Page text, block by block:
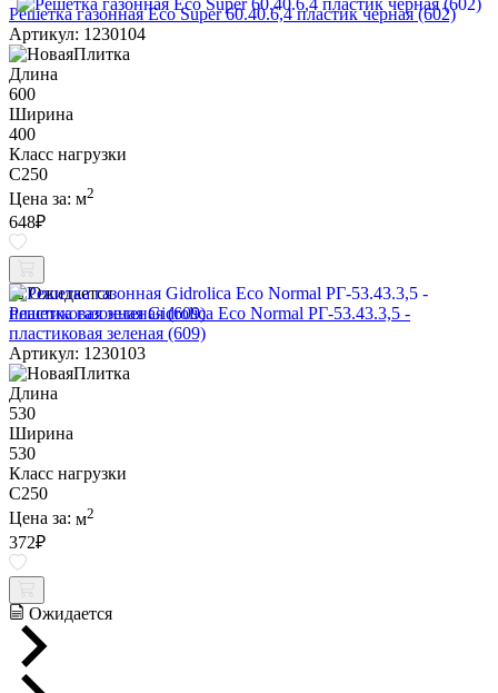
Решетка газонная Eco Super 60.40.6,4 пластик черная (602)
Артикул: 1230104
Длина
600
Ширина
400
Класс нагрузки
C250
Цена за: м2
648₽
Ожидается
Решетка газонная Gidrolica Eco Normal РГ-53.43.3,5 -
пластиковая зеленая (609)
Артикул: 1230103
Длина
530
Ширина
530
Класс нагрузки
C250
Цена за: м2
372₽
Ожидается